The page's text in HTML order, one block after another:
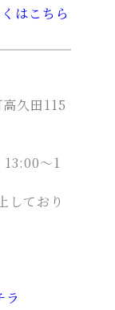
はこちら
久田115
～1
しており
ラ